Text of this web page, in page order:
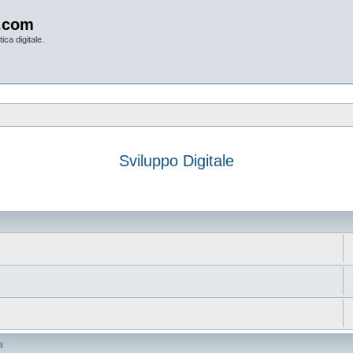
digitale.
Sviluppo Digitale